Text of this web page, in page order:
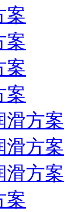
案
案
案
案
滑方案
滑方案
滑方案
案